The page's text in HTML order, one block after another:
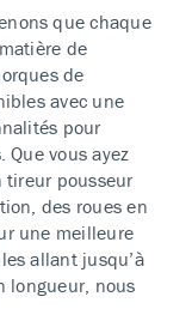
que chaque
de
de
avec une
pour
Que vous ayez
tireur pousseur
des roues en
une meilleure
allant jusqu’à
longueur, nous